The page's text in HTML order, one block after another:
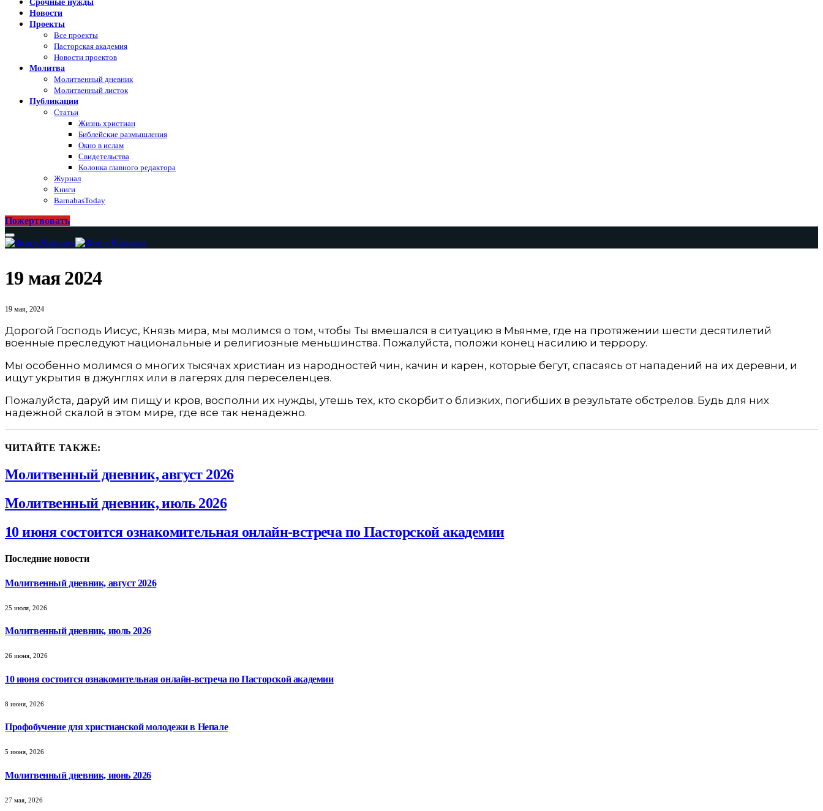
Срочные нужды
Новости
Проекты
Все проекты
Пасторская академия
Новости проектов
Молитва
Молитвенный дневник
Молитвенный листок
Публикации
Статьи
Жизнь христиан
Библейские размышления
Окно в ислам
Свидетельства
Колонка главного редактора
Журнал
Книги
BarnabasToday
Пожертвовать
19 мая 2024
19 мая, 2024
Дорогой Господь Иисус, Князь мира, мы молимся о том, чтобы Ты вмешался в ситуацию в Мьянме, где на протяжении шести десятилетий
военные преследуют национальные и религиозные меньшинства. Пожалуйста, положи конец насилию и террору.
Мы особенно молимся о многих тысячах христиан из народностей чин, качин и карен, которые бегут, спасаясь от нападений на их деревни, и
ищут укрытия в джунглях или в лагерях для переселенцев.
Пожалуйста, даруй им пищу и кров, восполни их нужды, утешь тех, кто скорбит о близких, погибших в результате обстрелов. Будь для них
надежной скалой в этом мире, где все так ненадежно.
ЧИТАЙТЕ ТАКЖЕ:
Молитвенный дневник, август 2026
Молитвенный дневник, июль 2026
10 июня состоится ознакомительная онлайн-встреча по Пасторской академии
Последние новости
Молитвенный дневник, август 2026
25 июля, 2026
Молитвенный дневник, июль 2026
26 июня, 2026
10 июня состоится ознакомительная онлайн-встреча по Пасторской академии
8 июня, 2026
Профобучение для христианской молодежи в Непале
5 июня, 2026
Молитвенный дневник, июнь 2026
27 мая, 2026